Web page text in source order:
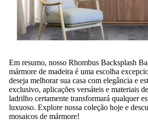
Em resumo, nosso Rhombus Backsplash
mármore de madeira é uma escolha
deseja melhorar sua casa com elegância e
exclusivo, aplicações versáteis e materiais
ladrilho certamente transformará qualquer
luxuoso. Explore nossa coleção hoje e
mosaicos de mármore!